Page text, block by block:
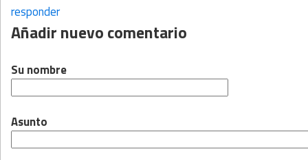
responder
Añadir nuevo comentario
Su nombre
Asunto